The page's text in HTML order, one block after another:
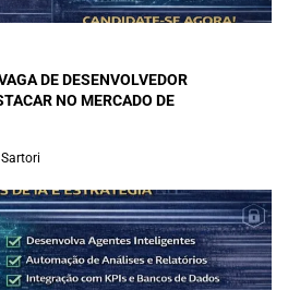
DE DESENVOLVEDOR
NO MERCADO DE